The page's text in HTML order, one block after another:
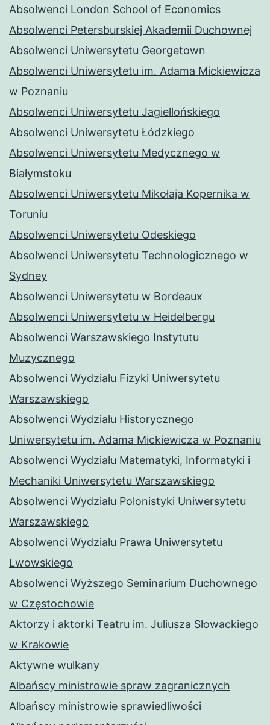
Absolwenci London School of Economics
Absolwenci Petersburskiej Akademii Duchownej
Absolwenci Uniwersytetu Georgetown
Absolwenci Uniwersytetu im. Adama Mickiewicza
w Poznaniu
Absolwenci Uniwersytetu Jagiellońskiego
Absolwenci Uniwersytetu Łódzkiego
Absolwenci Uniwersytetu Medycznego w
Białymstoku
Absolwenci Uniwersytetu Mikołaja Kopernika w
Toruniu
Absolwenci Uniwersytetu Odeskiego
Absolwenci Uniwersytetu Technologicznego w
Sydney
Absolwenci Uniwersytetu w Bordeaux
Absolwenci Uniwersytetu w Heidelbergu
Absolwenci Warszawskiego Instytutu
Muzycznego
Absolwenci Wydziału Fizyki Uniwersytetu
Warszawskiego
Absolwenci Wydziału Historycznego
Uniwersytetu im. Adama Mickiewicza w Poznaniu
Absolwenci Wydziału Matematyki, Informatyki i
Mechaniki Uniwersytetu Warszawskiego
Absolwenci Wydziału Polonistyki Uniwersytetu
Warszawskiego
Absolwenci Wydziału Prawa Uniwersytetu
Lwowskiego
Absolwenci Wyższego Seminarium Duchownego
w Częstochowie
Aktorzy i aktorki Teatru im. Juliusza Słowackiego
w Krakowie
Aktywne wulkany
Albańscy ministrowie spraw zagranicznych
Albańscy ministrowie sprawiedliwości